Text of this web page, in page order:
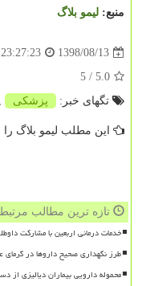
منبع: لیمو بلاگ
1398/08/13
23:27:23
5.0
/ 5
تگهای خبر:
پزشكی ,
این مطلب لیمو بلاگ
تازه ترین مطالب مرتبط
خدمات درمانی اربعین با مشارکت
طرز نگهداری صحیح داروها در گرمای
محموله دارویی بیماران دیالیزی از